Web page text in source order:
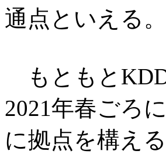
通点といえる。
もともと
2021年春ごろ
に拠点を構え